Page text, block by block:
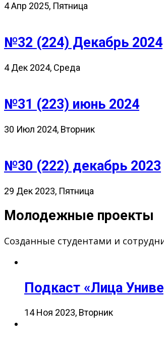
4 Апр 2025, Пятница
№32 (224) Декабрь 2024
4 Дек 2024, Среда
№31 (223) июнь 2024
30 Июл 2024, Вторник
№30 (222) декабрь 2023
29 Дек 2023, Пятница
Молодежные проекты
Созданные студентами и
Подкаст «Лица
14 Ноя 2023, Вторник